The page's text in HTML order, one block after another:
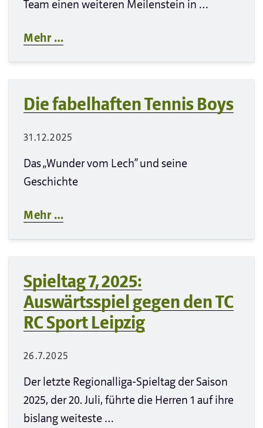
Team einen weiteren Meilenstein in …
Mehr …
Die fabelhaften Tennis Boys
31.12.2025
Das „Wunder vom Lech“ und seine
Geschichte
Mehr …
Spieltag 7, 2025:
Auswärtsspiel gegen den TC
RC Sport Leipzig
26.7.2025
Der letzte Regionalliga-Spieltag der Saison
2025, der 20. Juli, führte die Herren 1 auf ihre
bislang weiteste …